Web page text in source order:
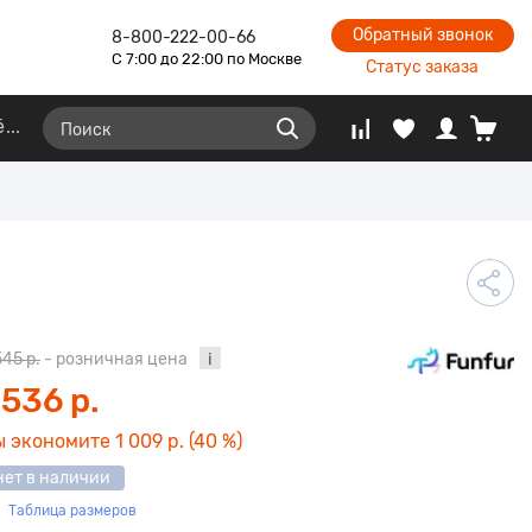
8-800-222-00-66
С 7:00 до 22:00 по Москве
Обратный звонок
Статус заказа
р. - розничная цена
р.
экономите 1 009 р. (40 %)
в наличии
Таблица размеров